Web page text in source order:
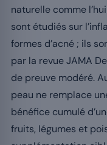
naturelle comme
sont étudiés sur
formes d’acné ; ils
par la revue JAMA
de preuve modéré.
peau ne remplace
bénéfice cumulé
fruits, légumes et